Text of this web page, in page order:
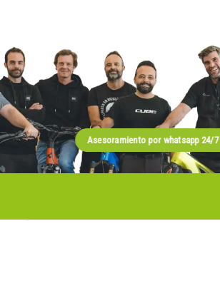
Asesoramiento por whatsapp 24/7